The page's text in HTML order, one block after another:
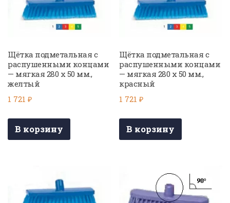
Щётка подметальная с
распушенными концами
— мягкая 280 х 50 мм.,
желтый
1 721 ₽
В корзину
Щётка подметальная с
распушенными концами
— мягкая 280 х 50 мм.,
красный
1 721₽
В корзину